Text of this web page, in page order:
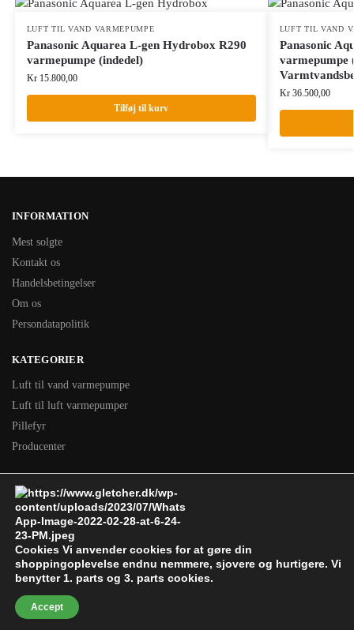
LUFT TIL VAND VARMEPUMPE
Panasonic Aquarea L-gen Hydrobox R290
varmepumpe (indedel)
Kr15.800,00
Tilføj til kurv
LUFT TIL VAND
Panasonic
varmepumpe
Kr36.500,00
INFORMATION
Mest solgte
Kontakt os
Handelsbetingelser
Om os
Persondatapolitik
KATEGORIER
Luft til vand varmepumpe
Luft til luft varmepumper
Pillefyr
Producenter
Gletcher Køle- & Energiteknik
H.C. Andersens Vej 44
DK-8370 Hadsten
+45 28 69 48 89
CVR: DK-16797588
Cookies Vi anvender cookies for at gøre din
shoppingoplevelse endnu nemmere, sjovere og hurtigere. Vi
benytter 1. parts og 3. parts cookies.
Accept